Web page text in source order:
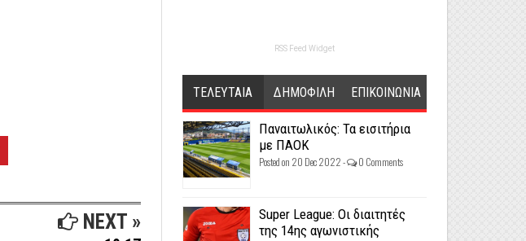
NEXT »
RSS Feed Widget
ΤΕΛΕΥΤΑΙΑ ΔΗΜΟΦΙΛΗ ΕΠΙΚΟΙΝΩΝΙΑ
Παναιτωλικός: Τα εισιτήρια
με ΠΑΟΚ
Posted on 20 Dec 2022 - 0 Comments
Super League: Οι διαιτητές
της 14ης αγωνιστικής